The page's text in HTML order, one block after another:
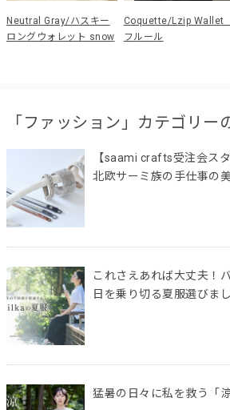
Neutral Gray/ハスキー
ロングウォレット snow
Coquette/Lzip Wallet
フルール
「ファッション」カテゴリー
【saami crafts受注会ス
北欧サーミ族の手仕事の
これさえあれば大丈夫！
日を乗り切る夏服選びま
猛暑の日々に私を救う「涼